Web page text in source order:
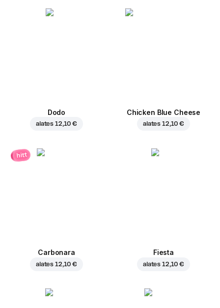
Dodo
alates 12,10 €
Chicken Blue Cheese
alates 12,10 €
hitt
Carbonara
alates 12,10 €
Fiesta
alates 12,10 €